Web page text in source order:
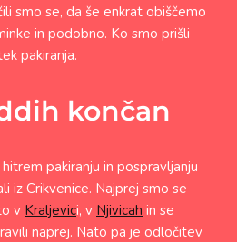
smo se, da še enkrat obiščemo
in podobno. Ko smo prišli
pakiranja.
končan
pakiranju in pospravljanju
iz Crikvenice. Najprej smo se
v Kraljevici, v Njivicah in se
naprej. Nato pa je odločitev